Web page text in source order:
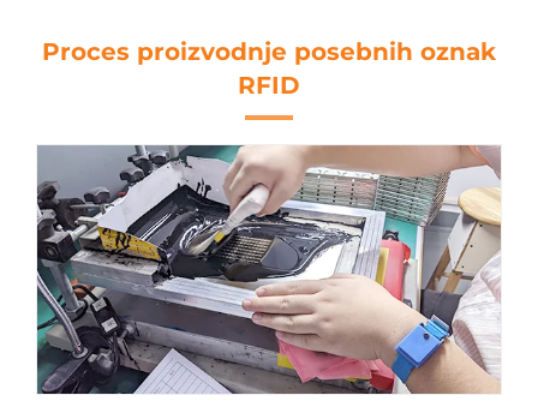
Proces proizvodnje posebnih oznak
RFID